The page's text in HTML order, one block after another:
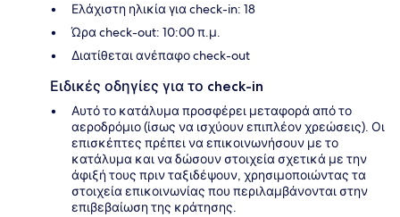
Ελάχιστη ηλικία για check-in: 18
Ώρα check-out: 10:00 π.μ.
Διατίθεται ανέπαφο check-out
Ειδικές οδηγίες για το check-in
Αυτό το κατάλυμα προσφέρει μεταφορά από το
αεροδρόμιο (ίσως να ισχύουν επιπλέον χρεώσεις). Οι
επισκέπτες πρέπει να επικοινωνήσουν με το
κατάλυμα και να δώσουν στοιχεία σχετικά με την
άφιξή τους πριν ταξιδέψουν, χρησιμοποιώντας τα
στοιχεία επικοινωνίας που περιλαμβάνονται στην
επιβεβαίωση της κράτησης.